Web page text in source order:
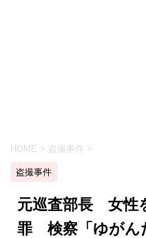
HOME > 盗撮事件 >
盗撮事件
元巡査部長 女性
罪 検察「ゆがん